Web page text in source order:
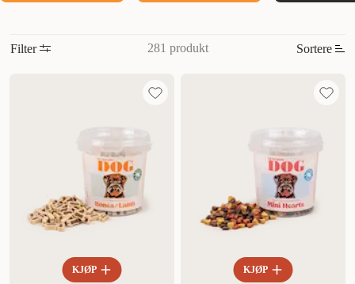
Filter 281 produkt Sortere
Tilbud
KJØP KJØP